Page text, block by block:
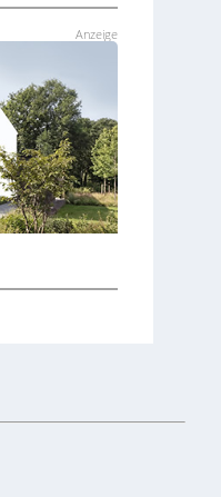
Anzeige